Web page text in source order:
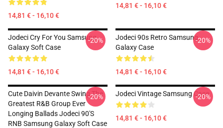
14,81 € - 16,10 €
14,81 € - 16,10 €
Jodeci Cry For You Samsung
Galaxy Soft Case
14,81 € - 16,10 €
-20%
Jodeci 90s Retro Samsung
Galaxy Case
14,81 € - 16,10 €
-20%
Cute Daivin Devante Swing The
Greatest R&B Group Ever
Longing Ballads Jodeci 90's
RNB Samsung Galaxy Soft Case
-20% Jodeci Vintage Samsung Case
14,81 € - 16,10 €
-20%